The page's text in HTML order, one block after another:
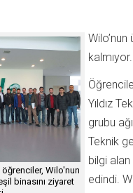
Wilo'nun
binasını ziyaret
kalmıyor.
Yıldız
grubu
Teknik
bilgi
edindi.